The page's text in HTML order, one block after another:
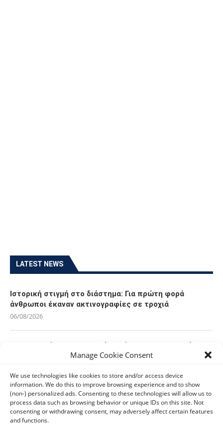
Manage Cookie Consent
We use technologies like cookies to store and/or access device
information. We do this to improve browsing experience and to show
(non-) personalized ads. Consenting to these technologies will allow us to
process data such as browsing behavior or unique IDs on this site. Not
consenting or withdrawing consent, may adversely affect certain features
and functions.
LATEST NEWS
Ιστορική στιγμή στο διάστημα: Για πρώτη φορά
άνθρωποι έκαναν ακτινογραφίες σε τροχιά
06/08/2026
Οι Ευρωπαίοι καταναλωτές φαίνεται να «αγκαλιάζουν»
τα νέα Samsung Galaxy Z Fold8
Οι χρήστες Mac είναι περισσότερο εκτεθειμένοι σε
κυβερνοαπειλές αλλά λαμβάνουν λιγότερα μέτρα
προστασίας